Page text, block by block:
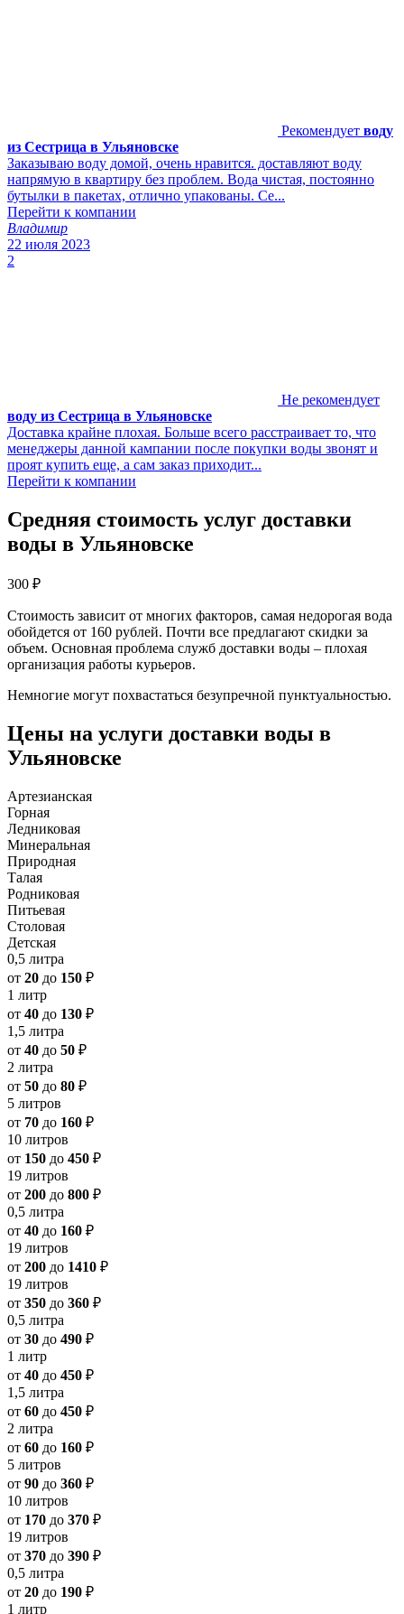
Рекомендует воду
из Сестрица в Ульяновске
Заказываю воду домой, очень нравится. доставляют воду
напрямую в квартиру без проблем. Вода чистая, постоянно
бутылки в пакетах, отлично упакованы. Се...
Перейти к компании
Владимир
22 июля 2023
2
Не рекомендует
воду из Сестрица в Ульяновске
Доставка крайне плохая. Больше всего расстраивает то, что
менеджеры данной кампании после покупки воды звонят и
проят купить еще, а сам заказ приходит...
Перейти к компании
Средняя стоимость услуг доставки
воды в Ульяновске
300 ₽
Стоимость зависит от многих факторов, самая недорогая вода
обойдется от 160 рублей. Почти все предлагают скидки за
объем. Основная проблема служб доставки воды – плохая
организация работы курьеров.
Немногие могут похвастаться безупречной пунктуальностью.
Цены на услуги доставки воды в
Ульяновске
Артезианская
Горная
Ледниковая
Минеральная
Природная
Талая
Родниковая
Питьевая
Столовая
Детская
0,5 литра
от 20 до 150 ₽
1 литр
от 40 до 130 ₽
1,5 литра
от 40 до 50 ₽
2 литра
от 50 до 80 ₽
5 литров
от 70 до 160 ₽
10 литров
от 150 до 450 ₽
19 литров
от 200 до 800 ₽
0,5 литра
от 40 до 160 ₽
19 литров
от 200 до 1410 ₽
19 литров
от 350 до 360 ₽
0,5 литра
от 30 до 490 ₽
1 литр
от 40 до 450 ₽
1,5 литра
от 60 до 450 ₽
2 литра
от 60 до 160 ₽
5 литров
от 90 до 360 ₽
10 литров
от 170 до 370 ₽
19 литров
от 370 до 390 ₽
0,5 литра
от 20 до 190 ₽
1 литр